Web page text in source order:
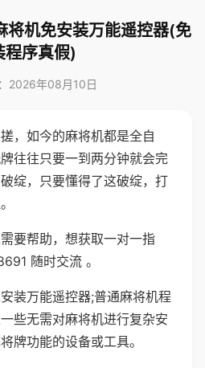
将机免安装万能遥控器(免
程序真假)
2026年08月10日
，如今的麻将机都是全自
往往只要一到两分钟就会完
绽，只要懂得了这破绽，打
要帮助，想获取一对一指
随时交流 。
装万能遥控器;普通麻将机程
些无需对麻将机进行复杂安
牌功能的设备或工具。